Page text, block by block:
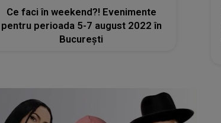
Ce faci în weekend?! Evenimente
pentru perioada 5-7 august 2022 în
București